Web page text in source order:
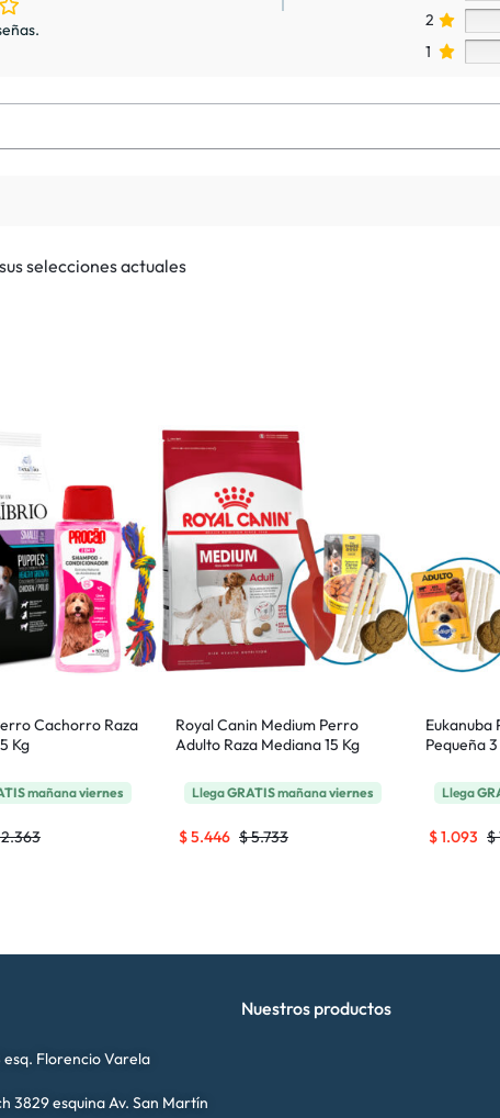
2
1
selecciones actuales
Cachorro Raza
Kg
mañanaviernes
Royal Canin Medium Perro
Adulto Raza Mediana 15 Kg
LlegaGRATISmañanaviernes
$5.733
$5.446
Eukanuba
Pequeña
Llega
$
$1.093
esq. Florencio Varela
3829 esquina Av. San Martín
Nuestros productos